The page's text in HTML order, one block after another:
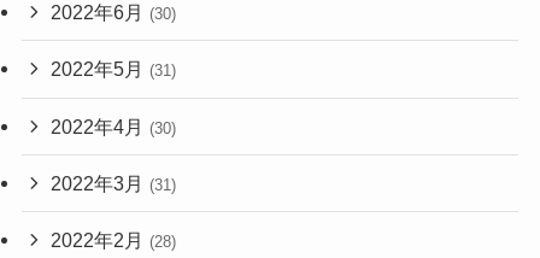
2022年6月 (30)
2022年5月 (31)
2022年4月 (30)
2022年3月 (31)
2022年2月 (28)